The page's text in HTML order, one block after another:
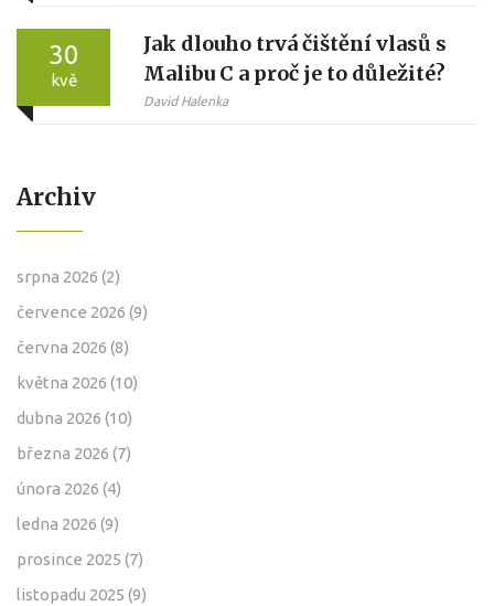
30
kvě
Jak dlouho trvá čištění vlasů s
Malibu C a proč je to důležité?
David Halenka
Archiv
srpna 2026 (2)
července 2026 (9)
června 2026 (8)
května 2026 (10)
dubna 2026 (10)
března 2026 (7)
února 2026 (4)
ledna 2026 (9)
prosince 2025 (7)
listopadu 2025 (9)